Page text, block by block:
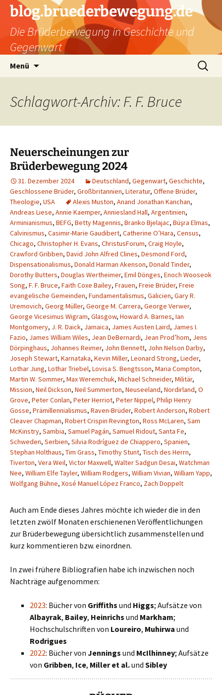
Zum
Inhalt
springen
blog.bruederbewegung.de
Die Brüderbewegung in Geschichte und
Gegenwart
Menü
Suchen
nach:
Schlagwort-Archiv: F. F. Bruce
Neuerscheinungen zur
Brüderbewegung 2024
31. Dezember 2024 Deutschland, Gegenwart, Geschichte,
Geschlossene Brüder, Großbritannien, Literatur, Offene Brüder,
Theologie, USA Alexis Muston, Anand Jonathan Kanchan,
Andreas Liese, Annie Kaemper, Anniesland Hall, Argentinien,
Arminianismus, BEFG, Betty Magennis, Branko Bjelajac, Büşra Elmas,
Calvinismus, Casimir-Marie Gaudibert, Catherine O’Hara, Census,
Chicago, Christopher H. Evans, ChristusForum, Craig Hoyle,
Crawford Gribben, David John Alfred Clines, Desmond Ford,
Dispensationalismus, Donald Harman Akenson, Donald Tinder,
Dorothy Butters, Douglas Wertheimer, Emil Dönges, Enoch Wooseok
Song, F. F. Bruce, Faith Coxe Bailey, Frauen, Freie Brüder, Freie
evangelische Gemeinden, Fundamentalismus, Galicien, Gary R.
Uremovich, Georg Müller, George M. Carrera, George Verwer,
George Vicesimus Wigram, Glasgow, Howard A. Barnes, Ian
Montgomery, J. R. Daick, Jamaica, James Austen Laird, James I.
Fazio, James William Wiles, Jean DeBernardi, Jean Prod’hom, Jens
Dörpinghaus, Johannes Reimer, John Bennett, John Nelson Darby,
Joseph Stewart, Karnataka, Kevin Miller, Leonard Strong, Lieder,
Lothar Jung, Lothar Triebel, Lovisa S. Bengtsson, Maria Compton,
Martin W. Sommer, Max Weremchuk, Michael Schneider, Militär,
Mission, Neil Dickson, Neil Summerton, Neuseeland, Nordirland, O
Grove, Peter Conlan, Peter Herriot, Peter Nippel, Philip Henry
Gosse, Prämillennialismus, Raven-Brüder, Robert Anderson, Robert
Cleaver Chapman, Robert Crispin Revington, Ross McLaren, Sam
McKinstry, Sambia, Samuel Pagán, Samuel Ridout, Santa Fe,
Schweden, Serbien, Silvia Rodríguez de Chiappero, Spanien,
Stephan Holthaus, Tim Grass, Timothy Stunt, Tisch des Herrn,
Tiverton, Vera Weil, Victor Maxwell, Walter Sadgun Desai, Watchman
Nee, William Elfe Tayler, William Rodgers, William Vivian, William Yapp,
Wolfgang Bühne, Xosé Manuel López Franco, Zach Doppelt
Auch am Ende dieses Jahres möchte ich wieder die in den
letzten zwölf Monaten erschienenen Veröffentlichungen
zur Brüderbewegung übersichtlich zusammenstellen und
kurz kommentieren bzw. einordnen.
In zwei frühere Bibliografien habe ich inzwischen noch
Nachträge aufgenommen:
2023: Bücher von Griffiths und Higgs; Aufsätze von
Albayrak, Bailey, Heinrichs und Markham;
Hochschulschriften von Loureiro, Muhirwa und
Rodrigues
2022: Bücher von Jennings und McIlhinney; Aufsätze
von Gribben, Ice, Miller et al.und Sibley